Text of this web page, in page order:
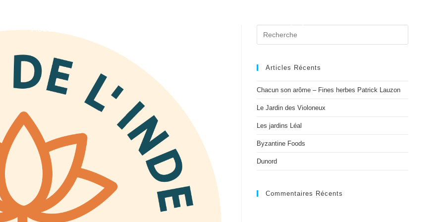
Accueil Contact
Articles Récents
Chacun son arôme – Fines herbes Patrick Lauzon
Le Jardin des Violoneux
Les jardins Léal
Byzantine Foods
Dunord
Commentaires Récents